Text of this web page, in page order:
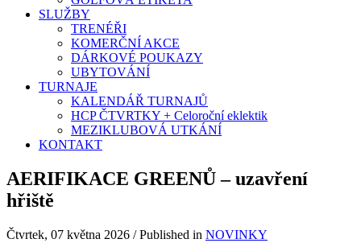
SLUŽBY
TRENÉŘI
KOMERČNÍ AKCE
DÁRKOVÉ POUKAZY
UBYTOVÁNÍ
TURNAJE
KALENDÁŘ TURNAJŮ
HCP ČTVRTKY + Celoroční eklektik
MEZIKLUBOVÁ UTKÁNÍ
KONTAKT
AERIFIKACE GREENŮ – uzavření
hřiště
Čtvrtek, 07 května 2026 /Published in NOVINKY